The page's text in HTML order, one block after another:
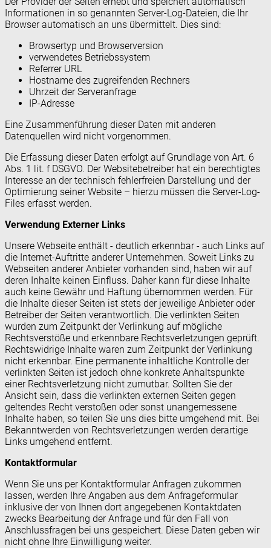
Informationen in so genannten Server-Log-Dateien, die Ihr
Browser automatisch an uns übermittelt. Dies sind:
Browsertyp und Browserversion
verwendetes Betriebssystem
Referrer URL
Hostname des zugreifenden Rechners
Uhrzeit der Serveranfrage
IP-Adresse
Eine Zusammenführung dieser Daten mit anderen
Datenquellen wird nicht vorgenommen.
Die Erfassung dieser Daten erfolgt auf Grundlage von Art. 6
Abs. 1 lit. f DSGVO. Der Websitebetreiber hat ein berechtigtes
Interesse an der technisch fehlerfreien Darstellung und der
Optimierung seiner Website – hierzu müssen die Server-Log-
Files erfasst werden.
Verwendung Externer Links
Unsere Webseite enthält - deutlich erkennbar - auch Links auf
die Internet-Auftritte anderer Unternehmen. Soweit Links zu
Webseiten anderer Anbieter vorhanden sind, haben wir auf
deren Inhalte keinen Einfluss. Daher kann für diese Inhalte
auch keine Gewähr und Haftung übernommen werden. Für
die Inhalte dieser Seiten ist stets der jeweilige Anbieter oder
Betreiber der Seiten verantwortlich. Die verlinkten Seiten
wurden zum Zeitpunkt der Verlinkung auf mögliche
Rechtsverstöße und erkennbare Rechtsverletzungen geprüft.
Rechtswidrige Inhalte waren zum Zeitpunkt der Verlinkung
nicht erkennbar. Eine permanente inhaltliche Kontrolle der
verlinkten Seiten ist jedoch ohne konkrete Anhaltspunkte
einer Rechtsverletzung nicht zumutbar. Sollten Sie der
Ansicht sein, dass die verlinkten externen Seiten gegen
geltendes Recht verstoßen oder sonst unangemessene
Inhalte haben, so teilen Sie uns dies bitte umgehend mit. Bei
Bekanntwerden von Rechtsverletzungen werden derartige
Links umgehend entfernt.
Kontaktformular
Wenn Sie uns per Kontaktformular Anfragen zukommen
lassen, werden Ihre Angaben aus dem Anfrageformular
inklusive der von Ihnen dort angegebenen Kontaktdaten
zwecks Bearbeitung der Anfrage und für den Fall von
Anschlussfragen bei uns gespeichert. Diese Daten geben wir
nicht ohne Ihre Einwilligung weiter.